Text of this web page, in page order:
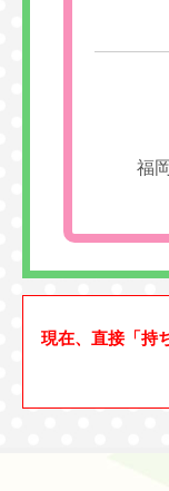
福
現在、直接「持